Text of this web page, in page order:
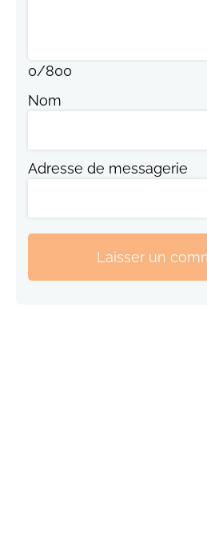
0/800
Nom
Adresse de messagerie
Laisser un